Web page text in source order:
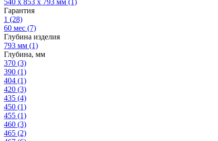
540 х 853 х 793 мм (1)
Гарантия
1 (28)
60 мес (7)
Глубина изделия
793 мм (1)
Глубина, мм
370 (3)
390 (1)
404 (1)
420 (3)
435 (4)
450 (1)
455 (1)
460 (3)
465 (2)